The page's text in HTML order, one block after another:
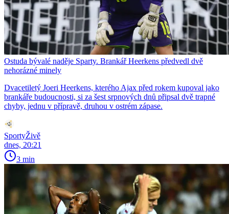
Ostuda bývalé naděje Sparty. Brankář Heerkens předvedl dvě
nehorázné minely
Dvacetiletý Joeri Heerkens, kterého Ajax před rokem kupoval jako
brankáře budoucnosti, si za šest srpnových dnů připsal dvě trapné
chyby, jednu v přípravě, druhou v ostrém zápase.
SportyŽivě
dnes, 20:21
3 min